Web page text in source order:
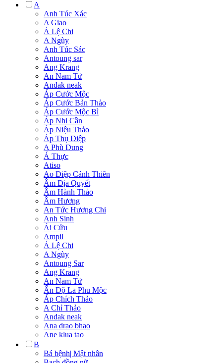
A
Anh Túc Xác
A Giao
Á Lệ Chi
A Ngùy
Anh Túc Sác
Antoung sar
Ang Krang
An Nam Tử
Andak neak
Áp Cước Mộc
Áp Cước Bản Thảo
Áp Cước Mộc Bì
Áp Nhi Cần
Áp Niệu Thảo
Áp Thụ Diệp
A Phù Dung
Á Thực
Atiso
Ao Diệp Cảnh Thiên
Âm Địa Quyết
Âm Hành Thảo
Âm Hương
An Tức Hương Chi
Anh Sinh
Ái Cửu
Ampil
Á Lệ Chi
A Ngùy
Antoung Sar
Ang Krang
An Nam Tử
Ấn Độ La Phu Mộc
Áp Chích Thảo
A Chỉ Thảo
Andak neak
Ana drao bhao
Ane klua tao
B
Bá bệnh| Mật nhân